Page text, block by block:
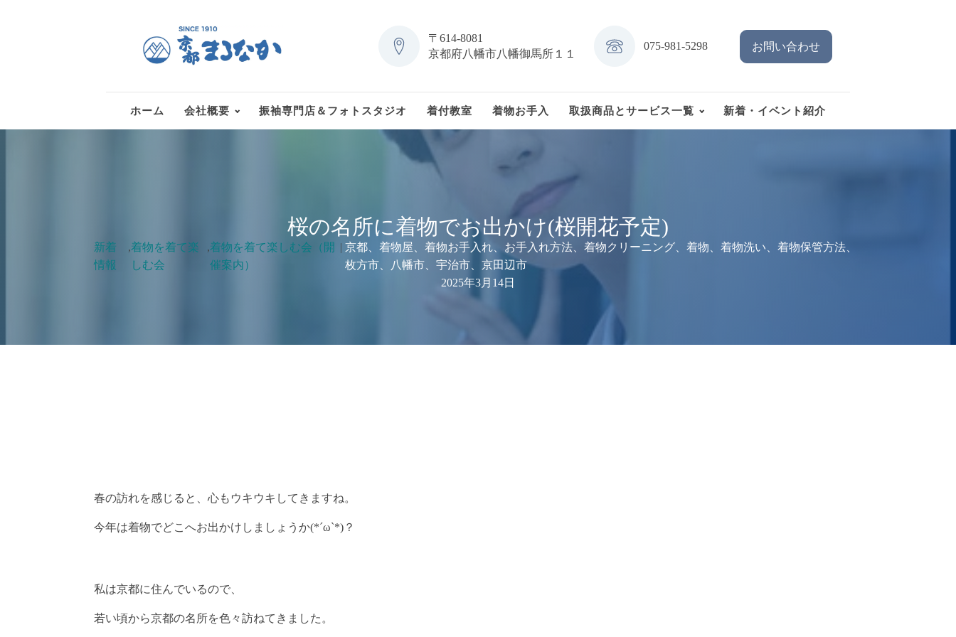
〒614-8081
京都府八幡市八幡御馬所１１
075-981-5298 お問い合わせ
ホーム 会社概要 振袖専門店＆フォトスタジオ 着付教室 着物お手入 取扱商品とサービス一覧 新着・イベント紹介
桜の名所に着物でお出かけ(桜開花予定)
新着
情報
,着物を着て楽
しむ会
,着物を着て楽しむ会（開
催案内）
| 京都、着物屋、着物お手入れ、お手入れ方法、着物クリーニング、着物、着物洗い、着物保管方法、
枚方市、八幡市、宇治市、京田辺市
2025年3月14日
春の訪れを感じると、心もウキウキしてきますね。
今年は着物でどこへお出かけしましょうか(*´ω`*)？
私は京都に住んでいるので、
若い頃から京都の名所を色々訪ねてきました。